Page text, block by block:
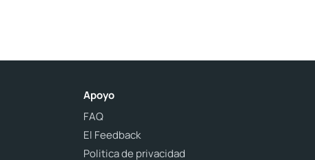
Apoyo
FAQ
El Feedback
Politica de privacidad